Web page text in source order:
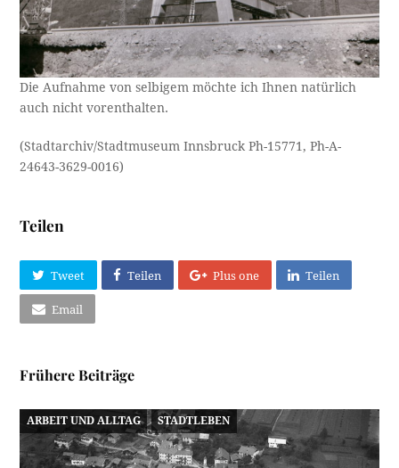
Die Aufnahme von selbigem möchte ich Ihnen natürlich
auch nicht vorenthalten.
(Stadtarchiv/Stadtmuseum Innsbruck Ph-15771, Ph-A-
24643-3629-0016)
Teilen
Tweet Teilen Plus one Teilen
Email
Frühere Beiträge
ARBEIT UND ALLTAG STADTLEBEN